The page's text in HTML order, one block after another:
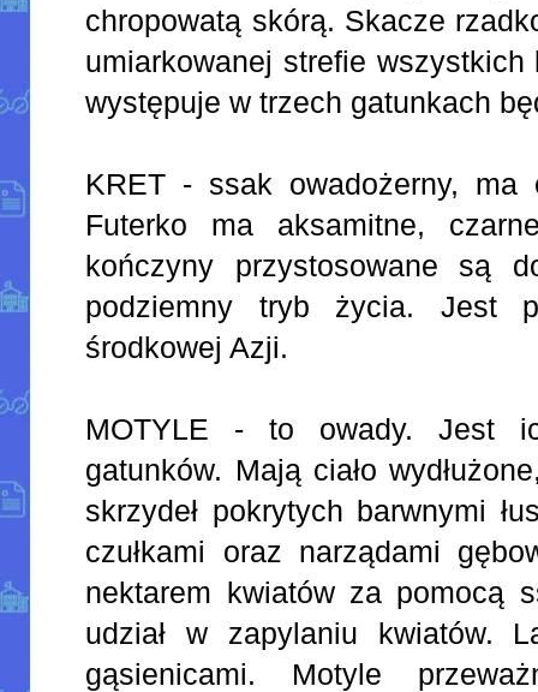
chropowatą skórą. Skacze
umiarkowanej strefie
występuje w trzech gatunkach
KRET - ssak owadożerny, ma
Futerko ma aksamitne,
kończyny przystosowane są
podziemny tryb życia. Jest
środkowej Azji.
MOTYLE - to owady. Jest
gatunków. Mają ciało
skrzydeł pokrytych barwnymi
czułkami oraz narządami
nektarem kwiatów za pomocą
udział w zapylaniu kwiatów.
gąsienicami. Motyle